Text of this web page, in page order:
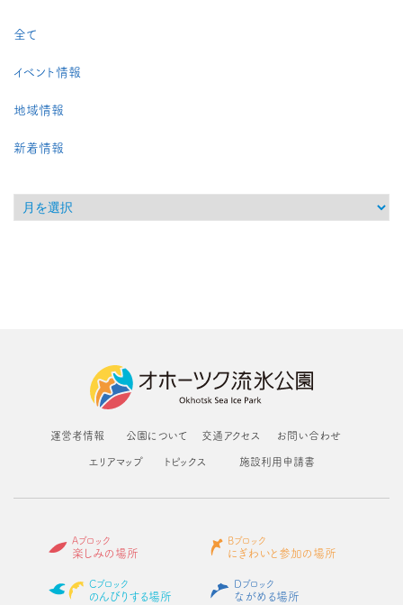
全て
イベント情報
地域情報
新着情報
運営者情報 公園について 交通アクセス お問い合わせ
エリアマップ トピックス 施設利用申請書
Aブロック
楽しみの場所
Bブロック
にぎわいと参加の場所
Cブロック
のんびりする場所
Dブロック
ながめる場所